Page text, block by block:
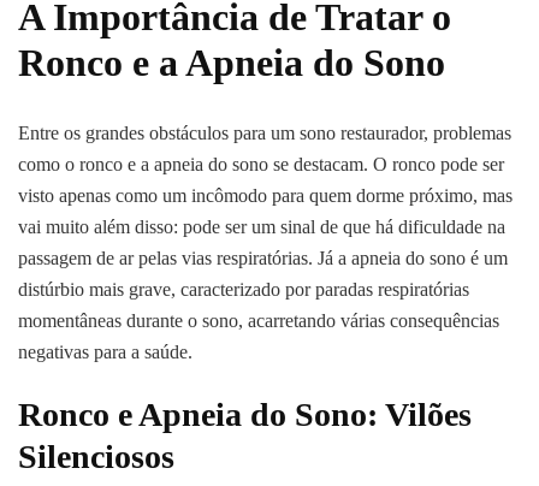
A Importância de Tratar o
Ronco e a Apneia do Sono
Entre os grandes obstáculos para um sono restaurador, problemas
como o ronco e a apneia do sono se destacam. O ronco pode ser
visto apenas como um incômodo para quem dorme próximo, mas
vai muito além disso: pode ser um sinal de que há dificuldade na
passagem de ar pelas vias respiratórias. Já a apneia do sono é um
distúrbio mais grave, caracterizado por paradas respiratórias
momentâneas durante o sono, acarretando várias consequências
negativas para a saúde.
Ronco e Apneia do Sono: Vilões
Silenciosos